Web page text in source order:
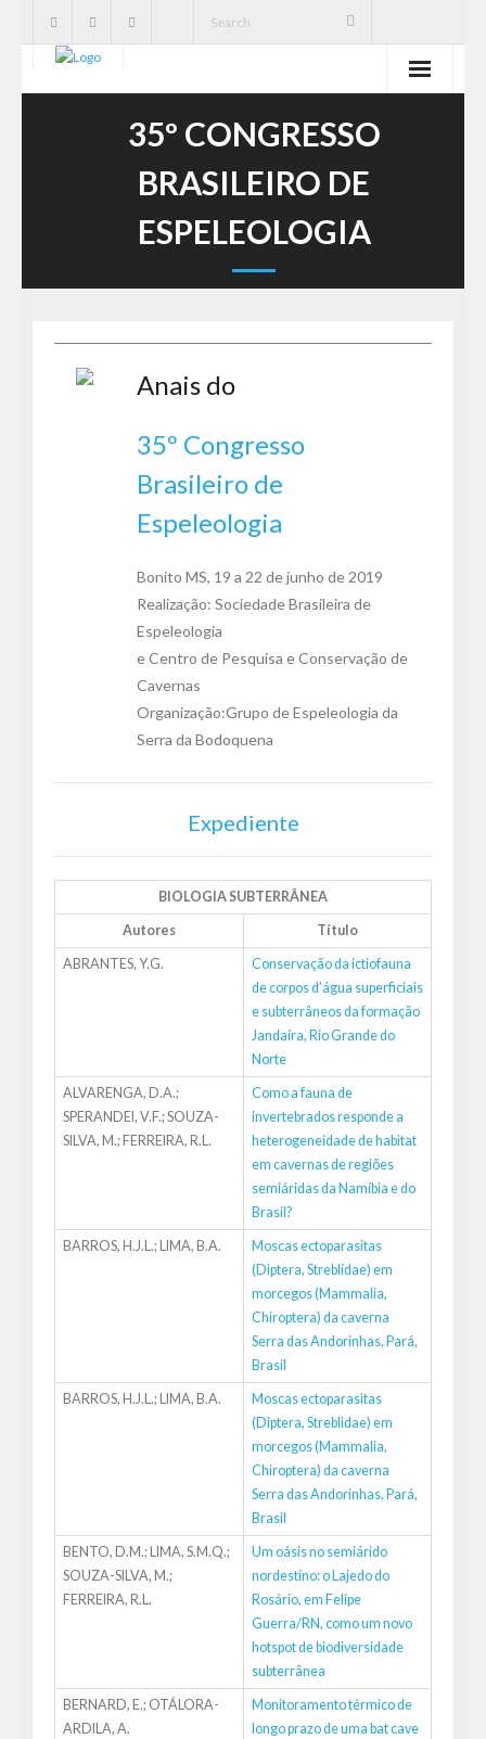
Publicações
Serviços
35º CONGRESSO
BRASILEIRO DE
ESPELEOLOGIA
Anais do
35º Congresso
Brasileiro de
Espeleologia
Bonito MS, 19 a 22 de junho de 2019
Realização: Sociedade Brasileira de
Espeleologia
e Centro de Pesquisa e Conservação de
Cavernas
Organização:Grupo de Espeleologia da
Serra da Bodoquena
Expediente
BIOLOGIA SUBTERRÂNEA
Autores Título
ABRANTES, Y.G.
Conservação da ictiofauna
de corpos d’água superficiais
e subterrâneos da formação
Jandaíra, Rio Grande do
Norte
ALVARENGA, D.A.;
SPERANDEI, V.F.; SOUZA-
SILVA, M.; FERREIRA, R.L.
Como a fauna de
invertebrados responde a
heterogeneidade de habitat
em cavernas de regiões
semiáridas da Namíbia e do
Brasil?
BARROS, H.J.L.; LIMA, B.A.
Moscas ectoparasitas
(Diptera, Streblidae) em
morcegos (Mammalia,
Chiroptera) da caverna
Serra das Andorinhas, Pará,
Brasil
BARROS, H.J.L.; LIMA, B.A.
Moscas ectoparasitas
(Diptera, Streblidae) em
morcegos (Mammalia,
Chiroptera) da caverna
Serra das Andorinhas, Pará,
Brasil
BENTO, D.M.; LIMA, S.M.Q.;
SOUZA-SILVA, M.;
FERREIRA, R.L.
Um oásis no semiárido
nordestino: o Lajedo do
Rosário, em Felipe
Guerra/RN, como um novo
hotspot de biodiversidade
subterrânea
BERNARD, E.; OTÁLORA-
ARDILA, A.
Monitoramento térmico de
longo prazo de uma bat cave